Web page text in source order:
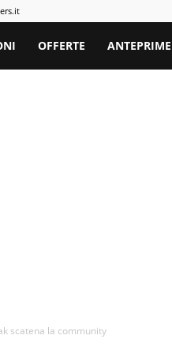
OFFERTE ANTEPRIME
scatena la community